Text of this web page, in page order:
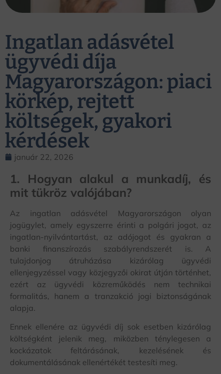
Ingatlan adásvétel
ügyvédi díja
Magyarországon: piaci
körkép, rejtett
költségek, gyakori
kérdések
január 22, 2026
1. Hogyan alakul a munkadíj, és
mit tükröz valójában?
Az ingatlan adásvétel Magyarországon olyan
jogügylet, amely egyszerre érinti a polgári jogot, az
ingatlan-nyilvántartást, az adójogot és gyakran a
banki finanszírozás szabályrendszerét is. A
tulajdonjog átruházása kizárólag ügyvédi
ellenjegyzéssel vagy közjegyzői okirat útján történhet,
ezért az ügyvédi közreműködés nem technikai
formalitás, hanem a tranzakció jogi biztonságának
alapja.
Ennek ellenére az ügyvédi díj sok esetben kizárólag
költségként jelenik meg, miközben ténylegesen a
kockázatok feltárásának, kezelésének és
dokumentálásának ellenértékét testesíti meg.